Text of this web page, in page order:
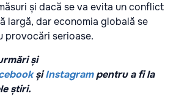
și dacă se va evita un conflict
largă, dar economia globală se
provocări serioase.
și
șiInstagrampentru a fi la
știri.